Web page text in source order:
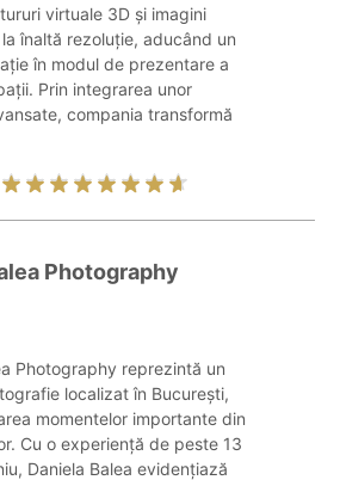
virtuale 3D și imagini
înaltă rezoluție, aducând un
în modul de prezentare a
Prin integrarea unor
compania transformă
Photography
Photography reprezintă un
localizat în București,
momentelor importante din
Cu o experiență de peste 13
Daniela Balea evidențiază